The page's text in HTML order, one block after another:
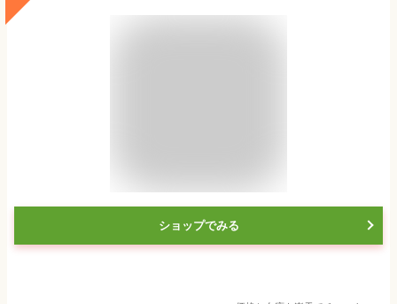
ショップでみる